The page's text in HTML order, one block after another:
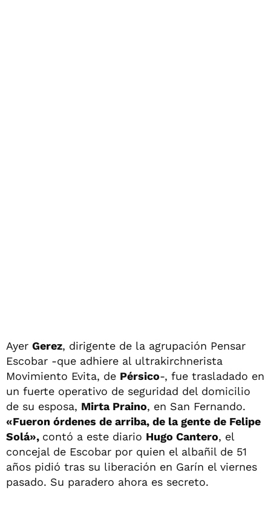
Ayer Gerez, dirigente de la agrupación Pensar
Escobar -que adhiere al ultrakirchnerista
Movimiento Evita, de Pérsico-, fue trasladado en
un fuerte operativo de seguridad del domicilio
de su esposa, Mirta Praino, en San Fernando.
«Fueron órdenes de arriba, de la gente de Felipe
Solá», contó a este diario Hugo Cantero, el
concejal de Escobar por quien el albañil de 51
años pidió tras su liberación en Garín el viernes
pasado. Su paradero ahora es secreto.